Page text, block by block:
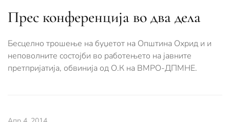
Прес конференција во два дела
Бесцелно трошење на буџетот на Општина Охрид и и
неповолните состојби во работењето на јавните
претпријатија, обвинија од О.К на ВМРО-ДПМНЕ.